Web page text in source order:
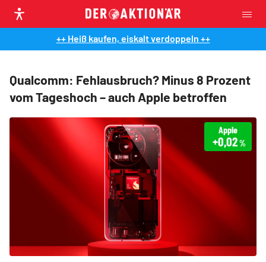
++ Heiß kaufen, eiskalt verdoppeln ++
Qualcomm: Fehlausbruch? Minus 8 Prozent
vom Tageshoch – auch Apple betroffen
Apple
+0,02%